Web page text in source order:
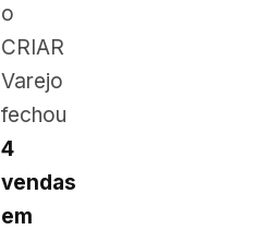
o
CRIAR
Varejo
fechou
4
vendas
em